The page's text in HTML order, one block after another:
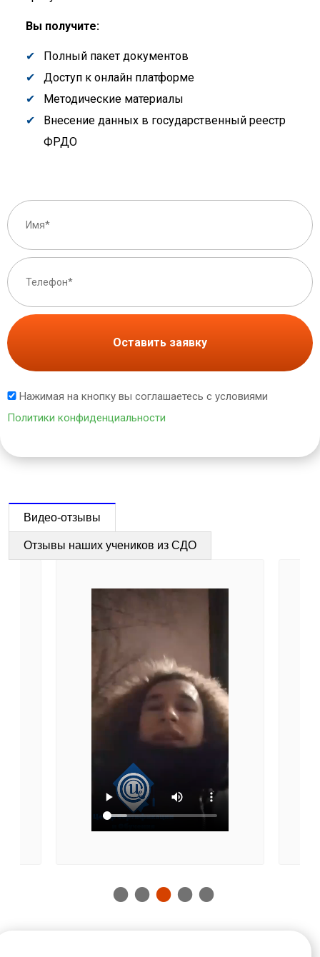
Вы получите:
Полный пакет документов
Доступ к онлайн платформе
Методические материалы
Внесение данных в государственный реестр
ФРДО
Оставить заявку
Нажимая на кнопку вы соглашаетесь с условиями
Политики конфиденциальности
Видео-отзывы
Отзывы наших учеников из СДО